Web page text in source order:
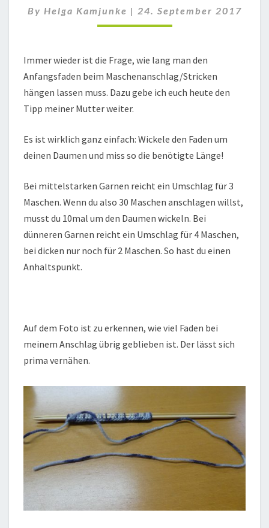
ANFANGSFADEN
SEIN?
By Helga Kamjunke | 24. September 2017
Immer wieder ist die Frage, wie lang man den
Anfangsfaden beim Maschenanschlag/Stricken
hängen lassen muss. Dazu gebe ich euch heute den
Tipp meiner Mutter weiter.
Es ist wirklich ganz einfach: Wickele den Faden um
deinen Daumen und miss so die benötigte Länge!
Bei mittelstarken Garnen reicht ein Umschlag für 3
Maschen. Wenn du also 30 Maschen anschlagen willst,
musst du 10mal um den Daumen wickeln. Bei
dünneren Garnen reicht ein Umschlag für 4 Maschen,
bei dicken nur noch für 2 Maschen. So hast du einen
Anhaltspunkt.
Auf dem Foto ist zu erkennen, wie viel Faden bei
meinem Anschlag übrig geblieben ist. Der lässt sich
prima vernähen.